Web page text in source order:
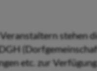
stehen
etc. zur